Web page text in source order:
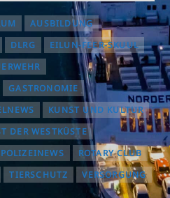
AUSBILDUNG
DLRG
EILUN-FEER-SKUUL
GASTRONOMIE
KUNST UND KULTUR
DER WESTKÜSTE
POLIZEINEWS
ROTARY CLUB
TIERSCHUTZ
VERSORGUNG